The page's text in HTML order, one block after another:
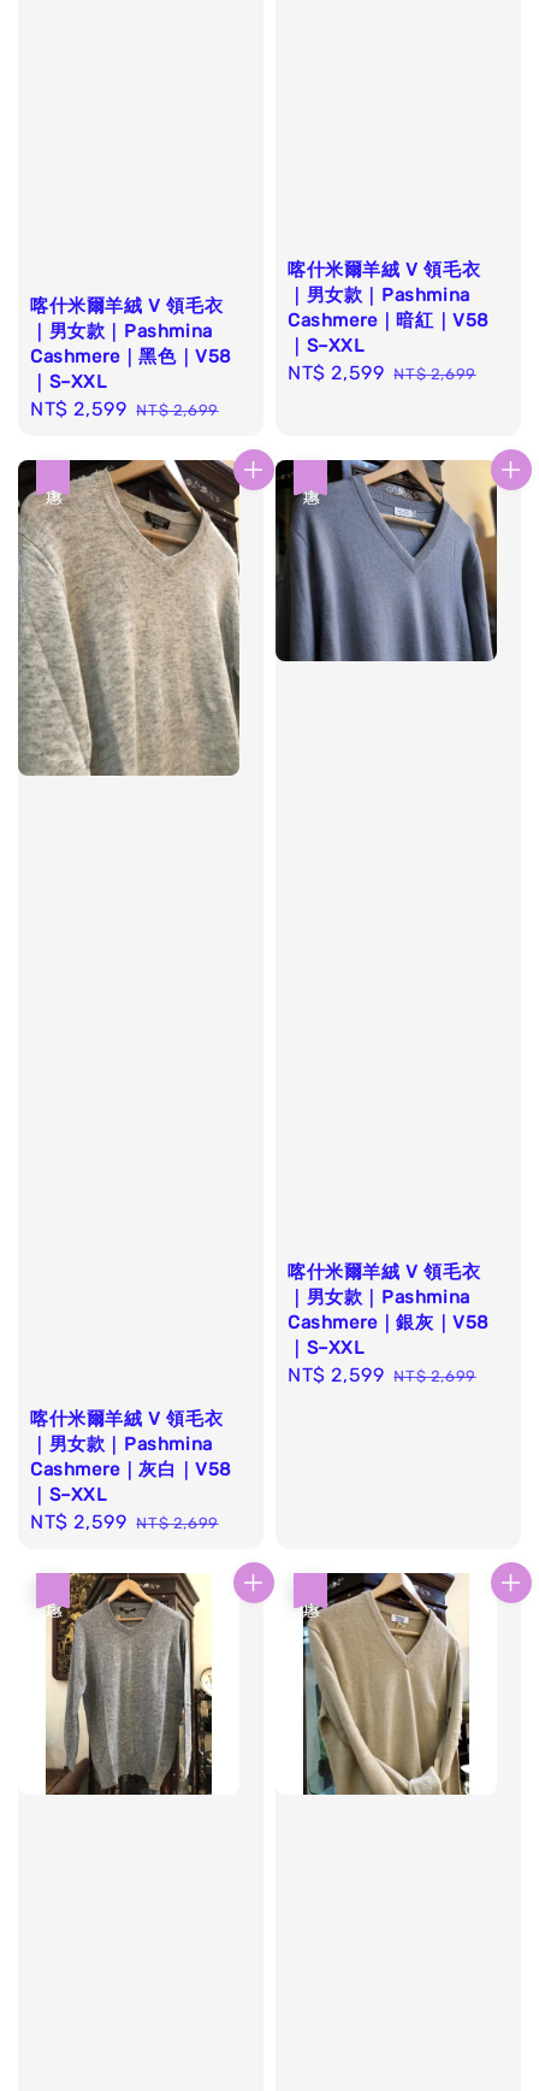
喀什米爾羊絨 V 領毛衣
｜男女款｜Pashmina
Cashmere｜黑色｜V58
｜S–XXL
Sale
NT$ 2,599 Regular
NT$ 2,699
喀什米爾羊絨 V 領毛衣
｜男女款｜Pashmina
Cashmere｜暗紅｜V58
｜S–XXL
Sale
NT$ 2,599 Regular
NT$ 2,699
喀什米爾羊絨 V 領毛衣
｜男女款｜Pashmina
Cashmere｜灰白｜V58
｜S–XXL
Sale
NT$ 2,599 Regular
NT$ 2,699
喀什米爾羊絨 V 領毛衣
｜男女款｜Pashmina
Cashmere｜銀灰｜V58
｜S–XXL
Sale
NT$ 2,599 Regular
NT$ 2,699